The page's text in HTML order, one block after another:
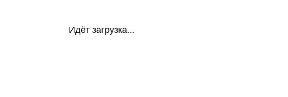
Идёт загрузка...